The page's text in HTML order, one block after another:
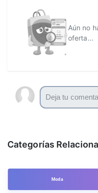
Aún no
oferta...
Categorías
Moda